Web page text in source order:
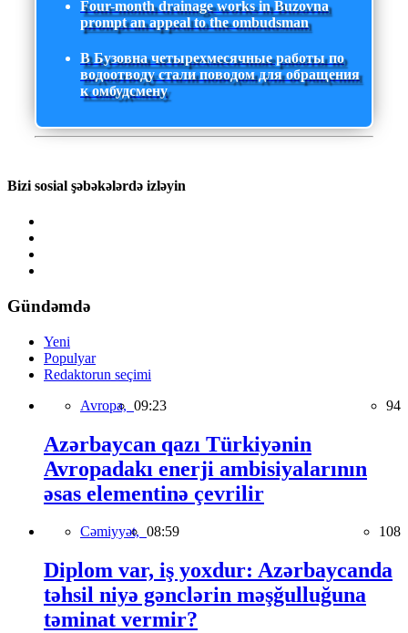
Four-month drainage works in Buzovna
prompt an appeal to the ombudsman
В Бузовна четырехмесячные работы по
водоотводу стали поводом для обращения
к омбудсмену
Bizi sosial şəbəkələrdə izləyin
Gündəmdə
Yeni
Populyar
Redaktorun seçimi
Avropa, 09:23 94
Azərbaycan qazı Türkiyənin
Avropadakı enerji ambisiyalarının
əsas elementinə çevrilir
Cəmiyyət, 08:59 108
Diplom var, iş yoxdur: Azərbaycanda
təhsil niyə gənclərin məşğulluğuna
təminat vermir?